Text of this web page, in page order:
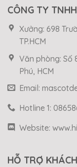
CÔNG TY
Xưởng: 698
TP.HCM
Văn phòng: Số
Phú, HCM
Email:
Hotline 1:
Website:
HỖ TRỢ